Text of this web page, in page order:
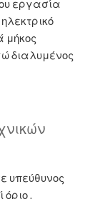
εργασία
μήκος
διαλυμένος
υπεύθυνος
,